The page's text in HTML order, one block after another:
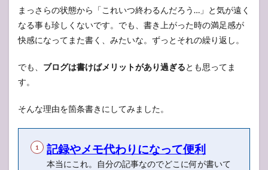
まっさらの状態から「これいつ終わるんだろう…」と気が遠く
なる事も珍しくないです。でも、書き上がった時の満足感が
快感になってまた書く、みたいな。ずっとそれの繰り返し。
でも、 ブログは書けばメリットがあり過ぎるとも思ってま
す。
そんな理由を箇条書きにしてみました。
記録やメモ代わりになって便利
本当にこれ。自分の記事なのでどこに何が書いて